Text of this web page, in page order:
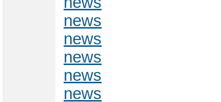
news
news
news
news
news